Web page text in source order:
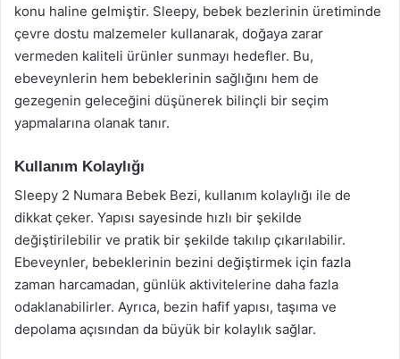
konu haline gelmiştir. Sleepy, bebek bezlerinin üretiminde
çevre dostu malzemeler kullanarak, doğaya zarar
vermeden kaliteli ürünler sunmayı hedefler. Bu,
ebeveynlerin hem bebeklerinin sağlığını hem de
gezegenin geleceğini düşünerek bilinçli bir seçim
yapmalarına olanak tanır.
Kullanım Kolaylığı
Sleepy 2 Numara Bebek Bezi, kullanım kolaylığı ile de
dikkat çeker. Yapısı sayesinde hızlı bir şekilde
değiştirilebilir ve pratik bir şekilde takılıp çıkarılabilir.
Ebeveynler, bebeklerinin bezini değiştirmek için fazla
zaman harcamadan, günlük aktivitelerine daha fazla
odaklanabilirler. Ayrıca, bezin hafif yapısı, taşıma ve
depolama açısından da büyük bir kolaylık sağlar.